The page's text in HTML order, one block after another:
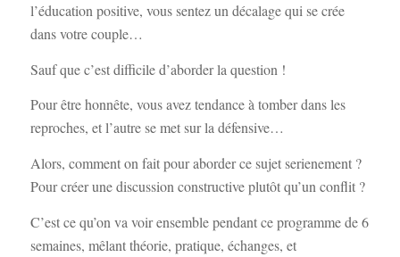
l’éducation positive, vous sentez un décalage qui se crée
dans votre couple…
Sauf que c’est difficile d’aborder la question !
Pour être honnête, vous avez tendance à tomber dans les
reproches, et l’autre se met sur la défensive…
Alors, comment on fait pour aborder ce sujet serienement ?
Pour créer une discussion constructive plutôt qu’un conflit ?
C’est ce qu’on va voir ensemble pendant ce programme de 6
semaines, mêlant théorie, pratique, échanges, et